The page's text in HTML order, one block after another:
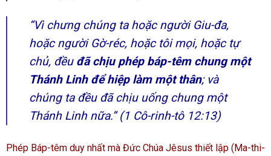
“Vì chưng chúng ta hoặc người Giu-đa,
hoặc người Gờ-réc, hoặc tôi mọi, hoặc tự
chủ, đều đã chịu phép báp-têm chung một
Thánh Linh để hiệp làm một thân; và
chúng ta đều đã chịu uống chung một
Thánh Linh nữa.”(1 Cô-rinh-tô 12:13)
Phép Báp-têm duy nhất mà Đức Chúa Jêsus thiết lập (Ma-thi-